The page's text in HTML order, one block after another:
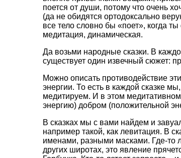
поется от души, потому что очень
(да не обидятся ортодоксально
все тело словно бы «поет», когда
медитация, динамическая.
Да возьми народные сказки. В
существует один извечный сюжет:
Можно описать противодействие
энергии. То есть в каждой сказке
медитируем. И в этом
энергию) добром (положительной
В сказках мы с вами найдем и
например такой, как левитация. В
именами, разными масками. Где-то
других широтах, это явление